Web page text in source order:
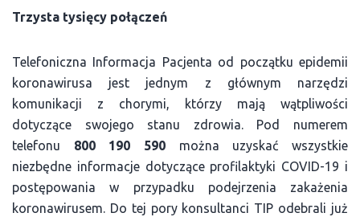
Trzysta tysięcy połączeń
Telefoniczna Informacja Pacjenta od początku epidemii
koronawirusa jest jednym z głównym narzędzi
komunikacji z chorymi, którzy mają wątpliwości
dotyczące swojego stanu zdrowia. Pod numerem
telefonu 800 190 590 można uzyskać wszystkie
niezbędne informacje dotyczące profilaktyki COVID-19 i
postępowania w przypadku podejrzenia zakażenia
koronawirusem. Do tej pory konsultanci TIP odebrali już